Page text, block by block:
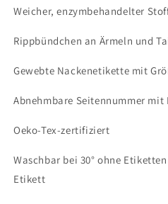
Weicher, enzymbehandelter
Rippbündchen an Ärmeln und
Gewebte Nackenetikette mit
Abnehmbare Seitennummer
Oeko-Tex-zertifiziert
Waschbar bei 30° ohne
Etikett